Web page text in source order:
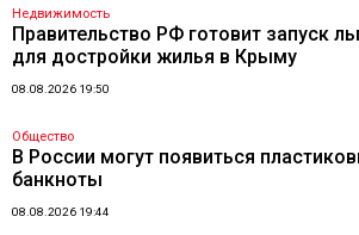
Недвижимость
Правительство РФ готовит запуск
для достройки жилья в Крыму
08.08.2026 19:50
Общество
В России могут появиться
банкноты
08.08.2026 19:44